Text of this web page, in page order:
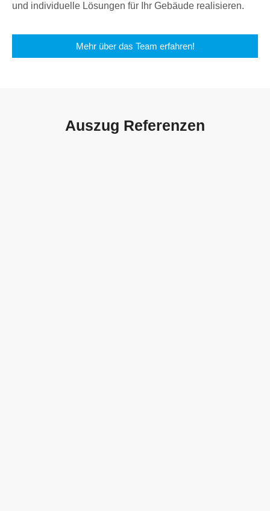
und individuelle Lösungen für Ihr Gebäude realisieren.
Mehr über das Team erfahren!
Auszug Referenzen